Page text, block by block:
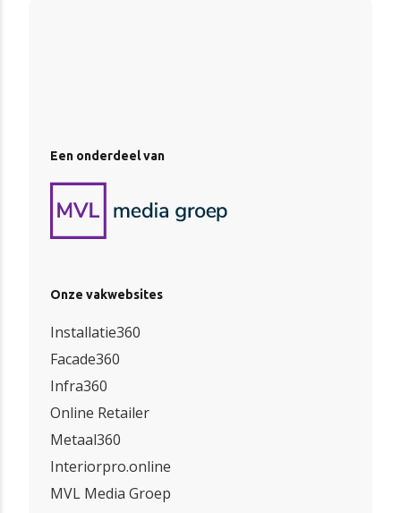
Een onderdeel van
Onze vakwebsites
Installatie360
Facade360
Infra360
Online Retailer
Metaal360
Interiorpro.online
MVL Media Groep